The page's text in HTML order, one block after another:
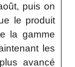
puis on
le produit
la gamme
les
avancé